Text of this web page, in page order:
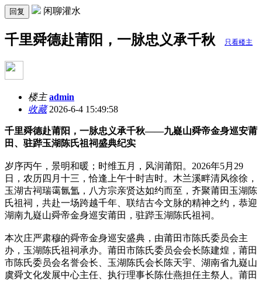
回复 闲聊灌水
千里舜德赴莆阳，一脉忠义承千秋 只看楼主
楼主 admin
收藏2026-6-4 15:49:58
千里舜德赴莆阳，一脉忠义承千秋——九嶷山舜帝金身巡安莆
田、驻跸玉湖陈氏祖祠盛典纪实
岁序丙午，景明和暖；时维五月，风润莆阳。2026年5月29
日，农历四月十三，恰逢上午十时吉时。木兰溪畔清风徐徐，
玉湖古祠瑞霭氤氲，八方宗亲贤达如约而至，齐聚莆田玉湖陈
氏祖祠，共赴一场跨越千年、联结古今文脉的精神之约，恭迎
湖南九嶷山舜帝金身巡安莆田，驻跸玉湖陈氏祖祠。
本次庄严肃穆的舜帝金身巡安盛典，由莆田市陈氏委员会主
办，玉湖陈氏祖祠承办。莆田市陈氏委员会会长陈建煌，莆田
市陈氏委员会名誉会长、玉湖陈氏会长陈天宇、湖南省九嶷山
虞舜文化发展中心主任、执行理事长陈仕燕担任主祭人。莆田